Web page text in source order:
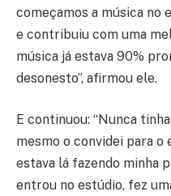
começamos a música no
e contribuiu com uma
música já estava 90%
desonesto”, afirmou ele.
E continuou: “Nunca
mesmo o convidei para o
estava lá fazendo minha
entrou no estúdio, fez